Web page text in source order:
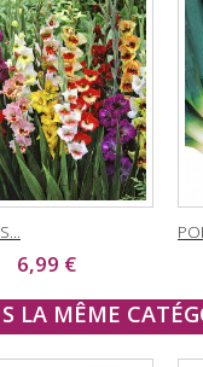
6,99 €
LA MÊME